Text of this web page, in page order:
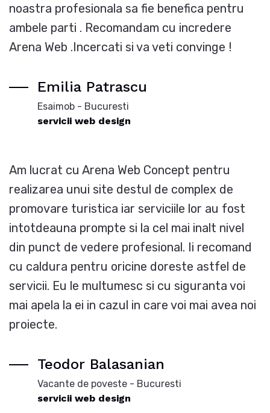
noastra profesionala sa fie benefica pentru
ambele parti . Recomandam cu incredere
Arena Web .Incercati si va veti convinge !
Emilia Patrascu
Esaimob - Bucuresti
servicii web design
Am lucrat cu Arena Web Concept pentru
realizarea unui site destul de complex de
promovare turistica iar serviciile lor au fost
intotdeauna prompte si la cel mai inalt nivel
din punct de vedere profesional. Ii recomand
cu caldura pentru oricine doreste astfel de
servicii. Eu le multumesc si cu siguranta voi
mai apela la ei in cazul in care voi mai avea noi
proiecte.
Teodor Balasanian
Vacante de poveste - Bucuresti
servicii web design